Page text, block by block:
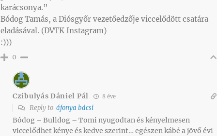
karácsonya.”
Bódog Tamás, a Diósgyőr vezetőedzője viccelődött csatára
eladásával. (DVTK Instagram)
:)))
0
Czibulyás Dániel Pál 8 éve
Reply to áfonya bácsi
Bódog – Bulldog – Tomi nyugodtan és kényelmesen
viccelődhet kénye és kedve szerint… egészen kábé a jövő évi